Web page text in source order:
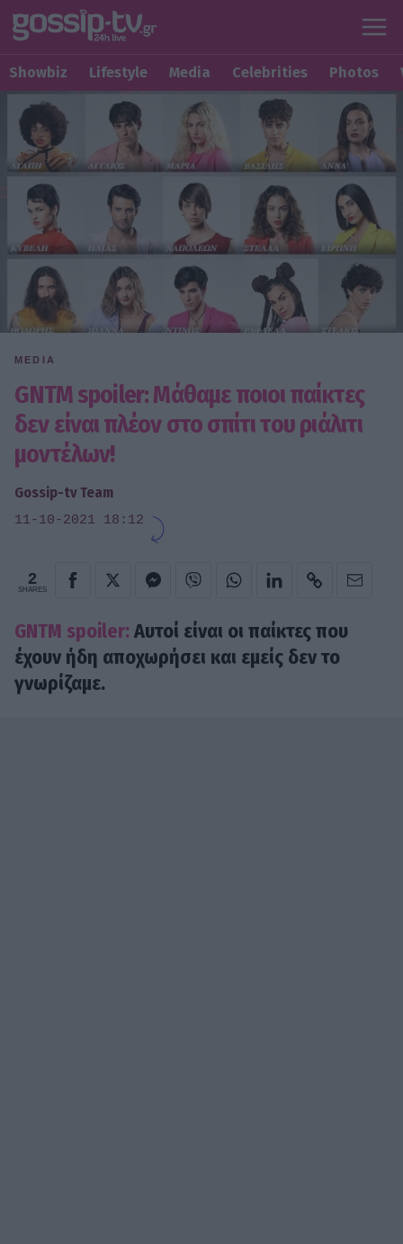
Showbiz Lifestyle Media Celebrities Photos
MEDIA
GNTM spoiler: Μάθαμε ποιοι παίκτες
δεν είναι πλέον στο σπίτι του ριάλιτι
μοντέλων!
Gossip-tv Team
11-10-2021 18:12
2
SHARES
GNTM spoiler: Αυτοί είναι οι παίκτες που
έχουν ήδη αποχωρήσει και εμείς δεν το
γνωρίζαμε.